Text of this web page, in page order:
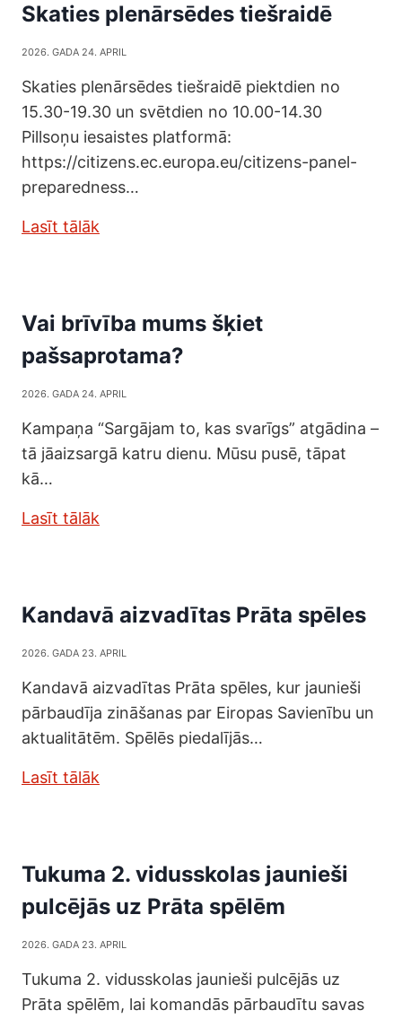
Skaties plenārsēdes tiešraidē
2026. GADA 24. APRIL
Skaties plenārsēdes tiešraidē piektdien no
15.30-19.30 un svētdien no 10.00-14.30
Pillsoņu iesaistes platformā:
https://citizens.ec.europa.eu/citizens-panel-
preparedness…
Lasīt tālāk
Vai brīvība mums šķiet
pašsaprotama?
2026. GADA 24. APRIL
Kampaņa “Sargājam to, kas svarīgs” atgādina –
tā jāaizsargā katru dienu. Mūsu pusē, tāpat
kā…
Lasīt tālāk
Kandavā aizvadītas Prāta spēles
2026. GADA 23. APRIL
Kandavā aizvadītas Prāta spēles, kur jaunieši
pārbaudīja zināšanas par Eiropas Savienību un
aktualitātēm. Spēlēs piedalījās…
Lasīt tālāk
Tukuma 2. vidusskolas jaunieši
pulcējās uz Prāta spēlēm
2026. GADA 23. APRIL
Tukuma 2. vidusskolas jaunieši pulcējās uz
Prāta spēlēm, lai komandās pārbaudītu savas